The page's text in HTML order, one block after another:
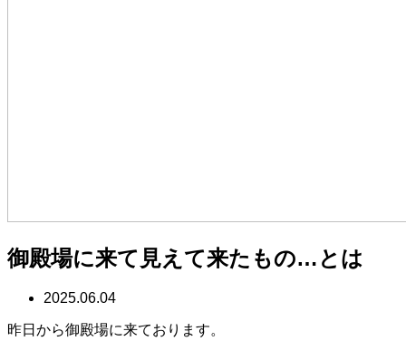
御殿場に来て見えて来たもの…とは
2025.06.04
昨日から御殿場に来ております。